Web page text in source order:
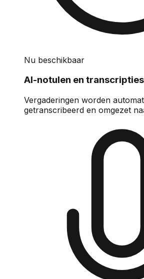
Nu beschikbaar
AI-notulen en transcripties
Vergaderingen worden
getranscribeerd en omgezet